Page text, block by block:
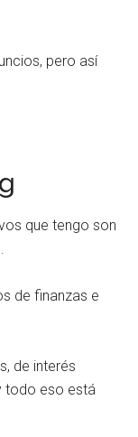
pero así
que tengo son
de finanzas e
de interés
todo eso está